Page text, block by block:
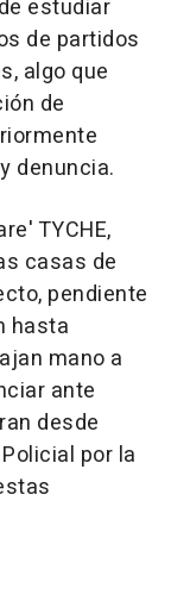
estudiar
de partidos
algo que
de
denuncia.
TYCHE,
casas de
pendiente
hasta
mano a
ante
desde
por la